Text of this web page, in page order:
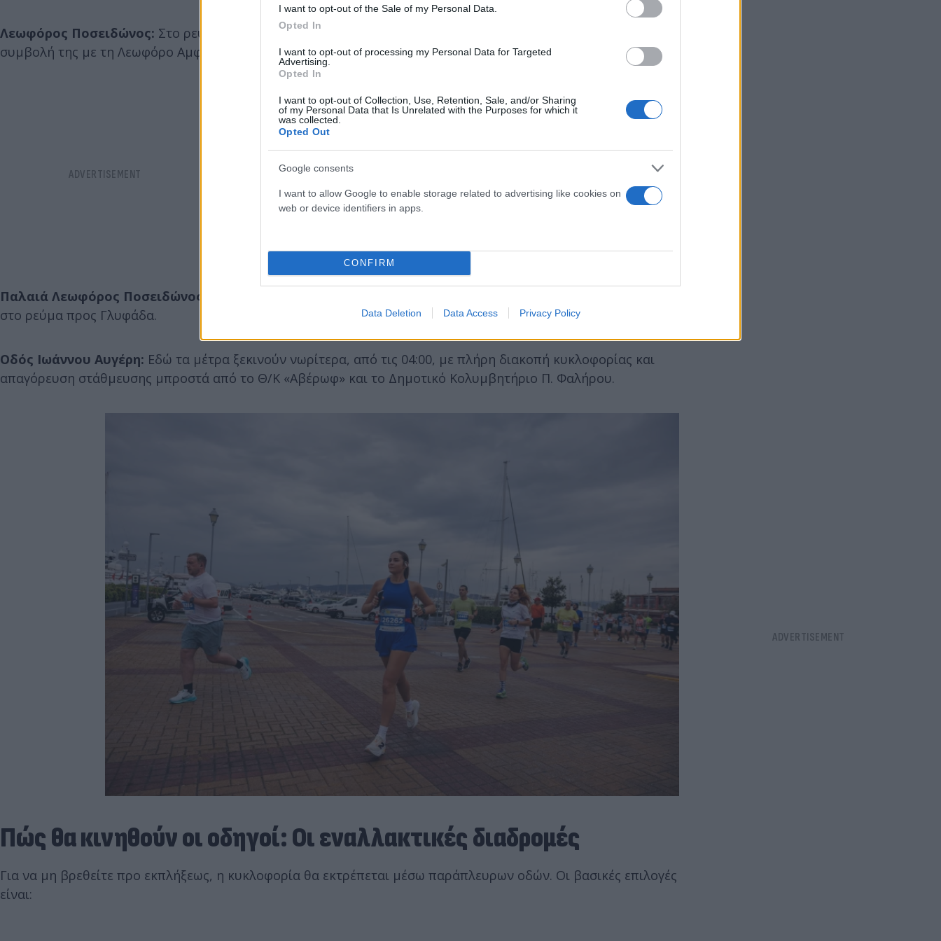
I want to opt-out of the Sale of my Personal Data.
Opted In
I want to opt-out of processing my Personal Data for Targeted
Advertising.
Opted In
I want to opt-out of Collection, Use, Retention, Sale, and/or Sharing
of my Personal Data that Is Unrelated with the Purposes for which it
was collected.
Opted Out
Google consents
I want to allow Google to enable storage related to advertising like cookies on
web or device identifiers in apps.
CONFIRM
Data Deletion Data Access Privacy Policy
Λεωφόρος Ποσειδώνος: Στο ρεύμα προς Γλυφάδα, από το ύψος της Λεωφόρου Συγγρού (θέση Ψαλίδι) μέχρι τη
συμβολή της με τη Λεωφόρο Αμφιθέας.
Παλαιά Λεωφόρος Ποσειδώνος:
στο ρεύμα προς Γλυφάδα.
Οδός Ιωάννου Αυγέρη: Εδώ τα μέτρα ξεκινούν νωρίτερα, από τις 04:00, με πλήρη διακοπή κυκλοφορίας και
απαγόρευση στάθμευσης μπροστά από το Θ/Κ «Αβέρωφ» και το Δημοτικό Κολυμβητήριο Π. Φαλήρου.
Πώς θα κινηθούν οι οδηγοί: Οι εναλλακτικές διαδρομές
Για να μη βρεθείτε προ εκπλήξεως, η κυκλοφορία θα εκτρέπεται μέσω παράπλευρων οδών. Οι βασικές επιλογές
είναι: